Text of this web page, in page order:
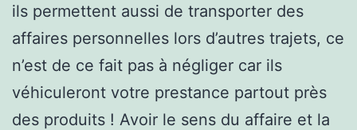
ils permettent aussi de transporter des
affaires personnelles lors d’autres trajets, ce
n’est de ce fait pas à négliger car ils
véhiculeront votre prestance partout près
des produits ! Avoir le sens du affaire et la